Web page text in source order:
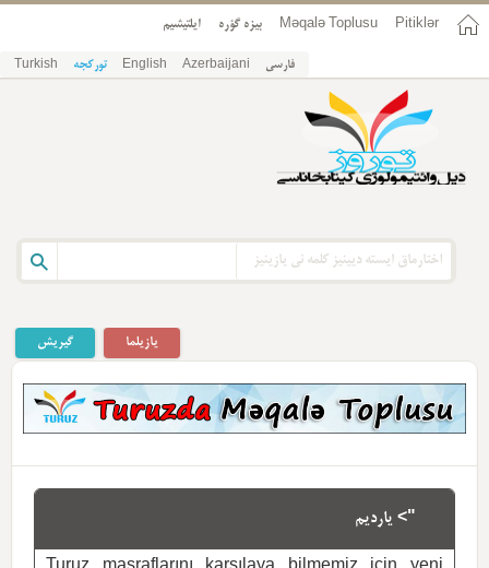
Pitiklər
Məqalə Toplusu بیزه گؤره ایلتیشیم
فارسی Azerbaijani
English تورکجه Turkish
گیریش یازیلما
"> یاردیم